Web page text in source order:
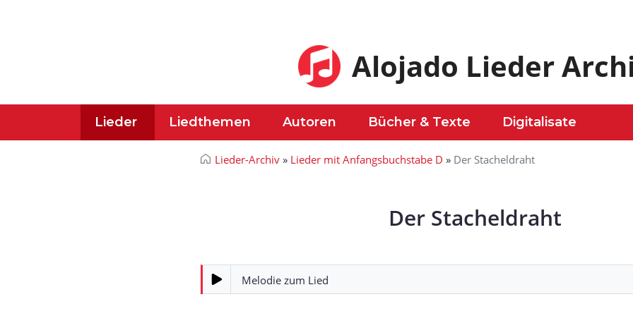
Alojado Lieder
Lieder Liedthemen Autoren Bücher & Texte Digitalisate
Lieder-Archiv » Lieder mit Anfangsbuchstabe D » Der Stacheldraht
Der Stacheldraht
Melodie zum Lied